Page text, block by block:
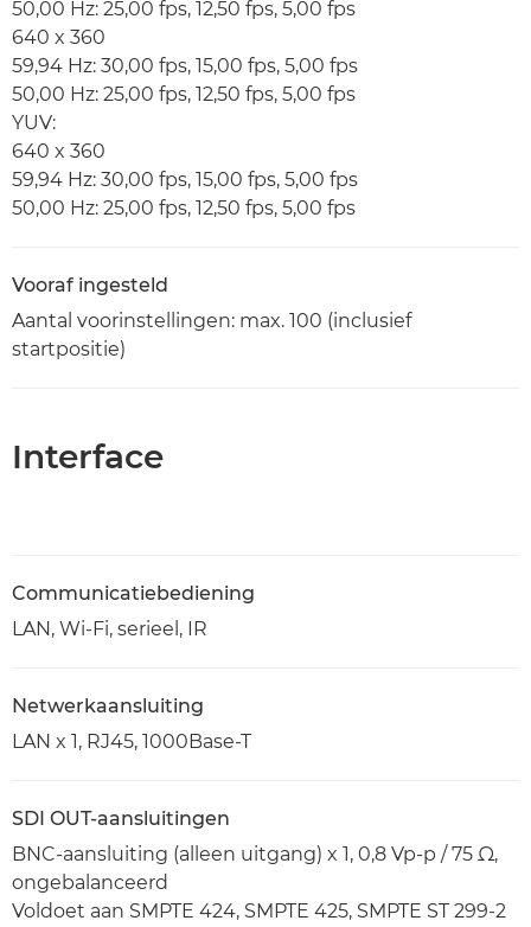
50,00 Hz: 25,00 fps, 12,50 fps, 5,00 fps
640 x 360
59,94 Hz: 30,00 fps, 15,00 fps, 5,00 fps
50,00 Hz: 25,00 fps, 12,50 fps, 5,00 fps
YUV:
640 x 360
59,94 Hz: 30,00 fps, 15,00 fps, 5,00 fps
50,00 Hz: 25,00 fps, 12,50 fps, 5,00 fps
Vooraf ingesteld
Aantal voorinstellingen: max. 100 (inclusief
startpositie)
Interface
Communicatiebediening
LAN, Wi-Fi, serieel, IR
Netwerkaansluiting
LAN x 1, RJ45, 1000Base-T
SDI OUT-aansluitingen
BNC-aansluiting (alleen uitgang) x 1, 0,8 Vp-p / 75 Ω,
ongebalanceerd
Voldoet aan SMPTE 424, SMPTE 425, SMPTE ST 299-2